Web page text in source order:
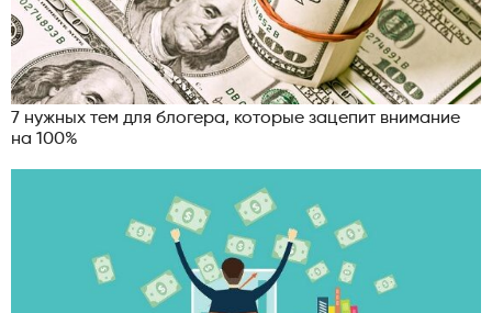
7 нужных тем для блогера, которые зацепит внимание
на 100%